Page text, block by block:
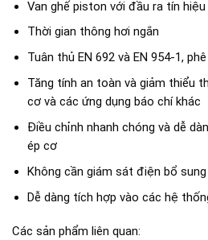
Van ghế piston với đầu ra tín
Thời gian thông hơi ngắn
Tuân thủ EN 692 và EN 954-1,
Tăng tính an toàn và giảm thiểu
cơ và các ứng dụng báo chí khác
Điều chỉnh nhanh chóng và dễ
ép cơ
Không cần giám sát điện bổ sung
Dễ dàng tích hợp vào các hệ
Các sản phẩm liên quan: